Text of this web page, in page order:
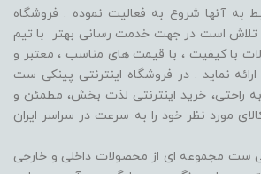
به آنها شروع به فعالیت نموده . فروشگاه
تلاش است در جهت خدمت رسانی بهتر با تیم
با کیفیت ، با قیمت های مناسب ، معتبر و
نماید . در فروشگاه اینترنتی پینکی ست
به راحتی، خرید اینترنتی لذت بخش، مطمئن و
مورد نظر خود را به سرعت در سراسر ایران
ست مجموعه ای از محصولات داخلی و خارجی